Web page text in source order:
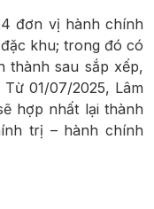
đơn vị hành chính
khu; trong đó có
thành sau sắp xếp,
01/07/2025, Lâm
hợp nhất lại thành
trị – hành chính